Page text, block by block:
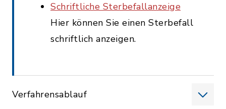
Schriftliche Sterbefallanzeige
Hier können Sie einen Sterbefall
schriftlich anzeigen.
Verfahrensablauf